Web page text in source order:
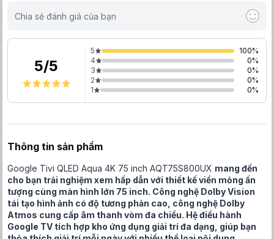
Chia sẻ đánh giá của bạn
5/5
5 100%
4
0%
3
0%
2
0%
1
0%
Thông tin sản phẩm
Google Tivi QLED Aqua 4K 75 inch AQT75S800UX mang đến
cho bạn trải nghiệm xem hấp dẫn với thiết kế viền mỏng ấn
tượng cùng màn hình lớn 75 inch. Công nghệ Dolby Vision
tái tạo hình ảnh có độ tương phản cao, công nghệ Dolby
Atmos cung cấp âm thanh vòm đa chiều. Hệ điều hành
Google TV tích hợp kho ứng dụng giải trí đa dạng, giúp bạn